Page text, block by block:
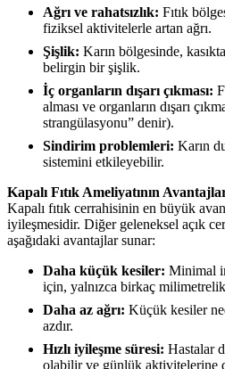
Ağrı ve rahatsızlık: Fıtık
fiziksel aktivitelerle artan ağrı.
Şişlik: Karın bölgesinde,
belirgin bir şişlik.
İç organların dışarı çıkması:
alması ve organların dışarı
strangülasyonu” denir).
Sindirim problemleri: Karın
sistemini etkileyebilir.
Kapalı Fıtık Ameliyatının
Kapalı fıtık cerrahisinin en büyük
iyileşmesidir. Diğer geleneksel açık
aşağıdaki avantajlar sunar:
Daha küçük kesiler: Minimal
için, yalnızca birkaç milimetrelik
Daha az ağrı: Küçük kesiler
azdır.
Hızlı iyileşme süresi: Hastalar
olabilir ve günlük aktivitelerine